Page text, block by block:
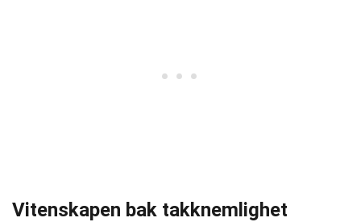
Vitenskapen bak takknemlighet